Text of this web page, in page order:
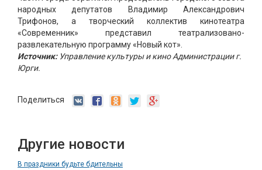
народных депутатов Владимир Александрович
Трифонов, а творческий коллектив кинотеатра
«Современник» представил театрализовано-
развлекательную программу «Новый кот».
Источник:Управление культуры и кино Администрации г.
Юрги.
Поделиться
Другие новости
В праздники будьте бдительны